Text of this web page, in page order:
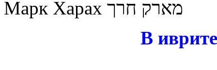
Марк Харах מארק חרך
В